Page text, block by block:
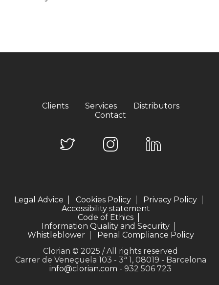
Clients Services
Distributors
Contact
Legal Advice Cookies Policy
Privacy Policy
Accessibility statement
Code of Ethics
Information Quality and Security
Whistleblower
Penal Compliance Policy
Clorian © 2025 / All rights reserved
Carrer de Veneçuela 103 - 3ª 1, 08019 - Barcelona
info@clorian.com - 932 506 723